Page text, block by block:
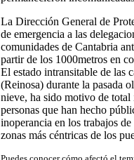
La Dirección General de
de emergencia a las
comunidades de Cantabria
partir de los 1000metros en
El estado intransitable de las
(Reinosa) durante la pasada
nieve, ha sido motivo de
personas que han hecho
inoperancia en los trabajos
zonas más céntricas de los